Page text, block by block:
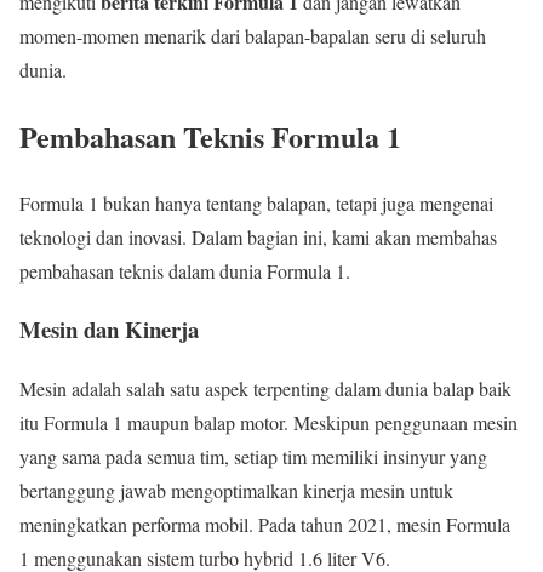
momen-momen menarik dari balapan-bapalan seru di seluruh
dunia.
Pembahasan Teknis Formula 1
Formula 1 bukan hanya tentang balapan, tetapi juga mengenai
teknologi dan inovasi. Dalam bagian ini, kami akan membahas
pembahasan teknis dalam dunia Formula 1.
Mesin dan Kinerja
Mesin adalah salah satu aspek terpenting dalam dunia balap baik
itu Formula 1 maupun balap motor. Meskipun penggunaan mesin
yang sama pada semua tim, setiap tim memiliki insinyur yang
bertanggung jawab mengoptimalkan kinerja mesin untuk
meningkatkan performa mobil. Pada tahun 2021, mesin Formula
1 menggunakan sistem turbo hybrid 1.6 liter V6.